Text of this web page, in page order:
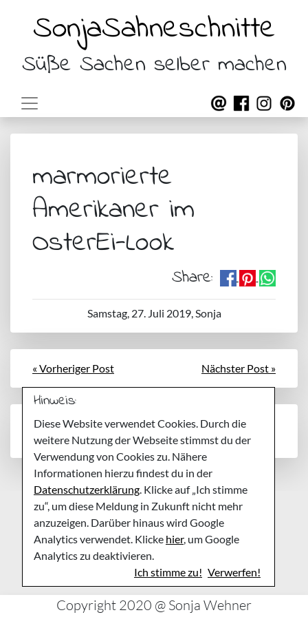
SonjaSahneschnitte
Süße Sachen selber machen
marmorierte
Amerikaner im
OsterEi-Look
Share:
Samstag, 27. Juli 2019, Sonja
« Vorheriger Post Nächster Post »
Noch keine Kommentare
Copyright 2020 @ Sonja Wehner
Hinweis:
Diese Website verwendet Cookies. Durch die
weitere Nutzung der Webseite stimmst du der
Verwendung von Cookies zu. Nähere
Informationen hierzu findest du in der
Datenschutzerklärung. Klicke auf „Ich stimme
zu“, um diese Meldung in Zukunft nicht mehr
anzuzeigen. Darüber hinaus wird Google
Analytics verwendet. Klicke hier, um Google
Analytics zu deaktivieren.
Ich stimme zu! Verwerfen!